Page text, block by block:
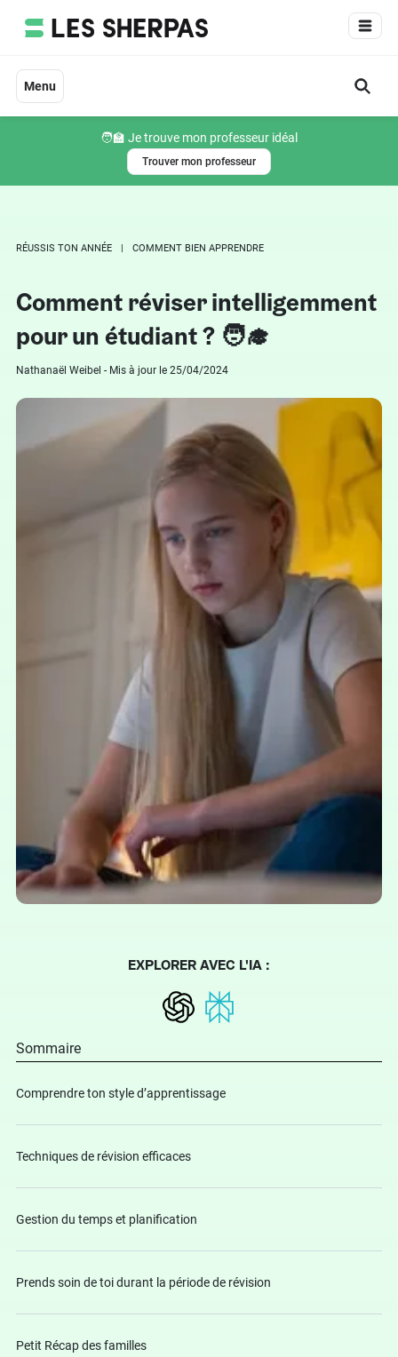
Menu
🧑‍🏫 Je trouve mon professeur idéal
Trouver mon professeur
RÉUSSIS TON ANNÉE COMMENT BIEN APPRENDRE
Comment réviser intelligemment
pour un étudiant ? 🧑‍🎓
Nathanaël Weibel - Mis à jour le 25/04/2024
EXPLORER AVEC L'IA :
Sommaire
Comprendre ton style d’apprentissage
Techniques de révision efficaces
Gestion du temps et planification
Prends soin de toi durant la période de révision
Petit Récap des familles